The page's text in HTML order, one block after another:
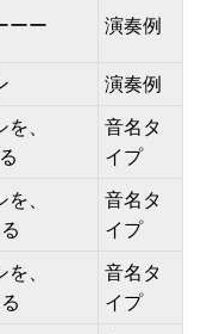
ーー 演奏例
演奏例
、
音名タ
イプ
、
音名タ
イプ
、
音名タ
イプ